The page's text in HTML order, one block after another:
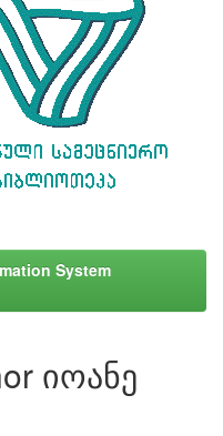
System
იოანე